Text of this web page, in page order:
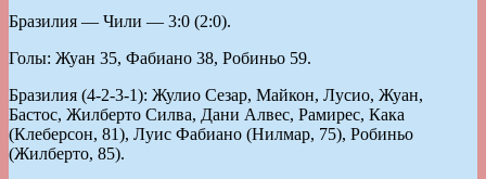
Бразилия — Чили — 3:0 (2:0).
Голы: Жуан 35, Фабиано 38, Робиньо 59.
Бразилия (4-2-3-1): Жулио Сезар, Майкон, Лусио, Жуан,
Бастос, Жилберто Силва, Дани Алвес, Рамирес, Кака
(Клеберсон, 81), Луис Фабиано (Нилмар, 75), Робиньо
(Жилберто, 85).